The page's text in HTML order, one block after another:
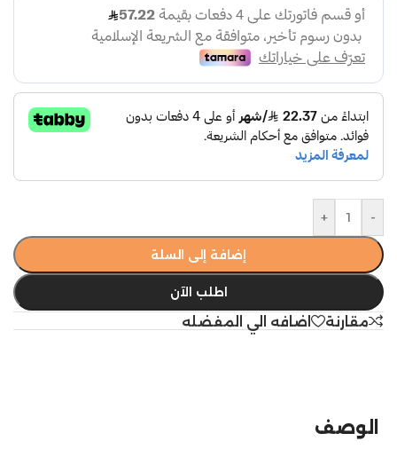
-
+
إضافة إلى السلة
اطلب الآن
مقارنة اضافه الي المفضله
الوصف